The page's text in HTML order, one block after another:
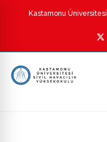
Kastamonu Üniversitesi